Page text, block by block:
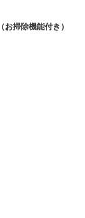
能付き）
（お掃除機能付き）